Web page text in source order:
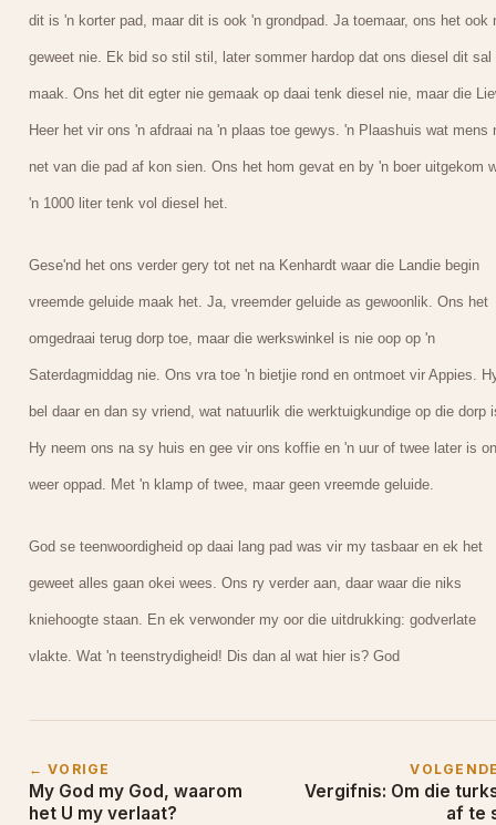
dit is 'n korter pad, maar dit is ook 'n grondpad. Ja toemaar, ons het ook
geweet nie. Ek bid so stil stil, later sommer hardop dat ons diesel dit sal
maak. Ons het dit egter nie gemaak op daai tenk diesel nie, maar die
Heer het vir ons 'n afdraai na 'n plaas toe gewys. 'n Plaashuis wat mens
net van die pad af kon sien. Ons het hom gevat en by 'n boer uitgekom
'n 1000 liter tenk vol diesel het.
Gese'nd het ons verder gery tot net na Kenhardt waar die Landie begin
vreemde geluide maak het. Ja, vreemder geluide as gewoonlik. Ons het
omgedraai terug dorp toe, maar die werkswinkel is nie oop op 'n
Saterdagmiddag nie. Ons vra toe 'n bietjie rond en ontmoet vir Appies.
bel daar en dan sy vriend, wat natuurlik die werktuigkundige op die dorp
Hy neem ons na sy huis en gee vir ons koffie en 'n uur of twee later is
weer oppad. Met 'n klamp of twee, maar geen vreemde geluide.
God se teenwoordigheid op daai lang pad was vir my tasbaar en ek het
geweet alles gaan okei wees. Ons ry verder aan, daar waar die niks
kniehoogte staan. En ek verwonder my oor die uitdrukking: godverlate
vlakte. Wat 'n teenstrydigheid! Dis dan al wat hier is? God
← VORIGE
My God my God, waarom
het U my verlaat?
Vergifnis: Om die
af te